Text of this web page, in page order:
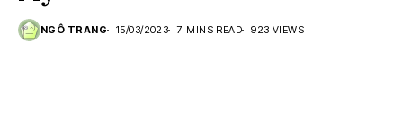
NGÔ TRANG 15/03/2023 7 MINS READ 923 VIEWS